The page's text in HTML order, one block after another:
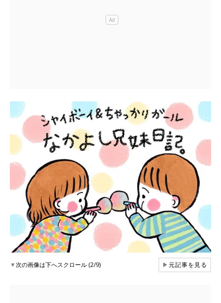
▼次の画像は下へスクロール (2/9) ▶元記事を見る